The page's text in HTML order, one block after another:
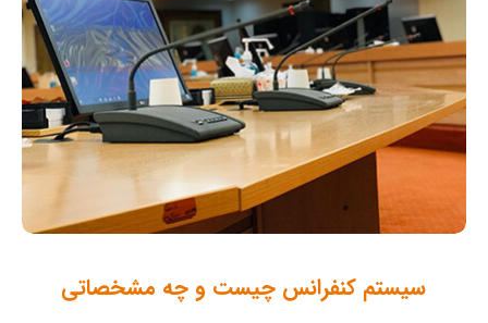
سیستم کنفرانس چیست و چه مشخصاتی